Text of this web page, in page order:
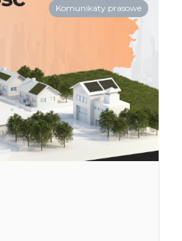
Komunikaty prasowe